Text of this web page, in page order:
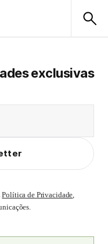
exclusivas
Política de Privacidade,